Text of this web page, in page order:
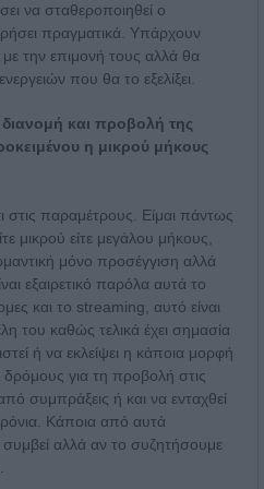
να σταθεροποιηθεί ο
πραγματικά. Υπάρχουν
την επιμονή τους αλλά θα
που θα το εξελίξει.
διανομή και προβολή της
η μικρού μήκους
παραμέτρους. Είμαι πάντως
μικρού είτε μεγάλου μήκους,
μόνο προσέγγιση αλλά
εξαιρετικό παρόλα αυτά το
και το streaming, αυτό είναι
του καθώς τελικά έχει σημασία
ή να εκλείψει η κάποια μορφή
δρόμους για τη προβολή στις
συμπράξεις ή και να ενταχθεί
Κάποια από αυτά
αλλά αν το συζητήσουμε